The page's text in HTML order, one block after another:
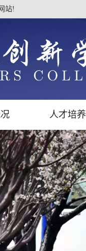
站!
人才培养